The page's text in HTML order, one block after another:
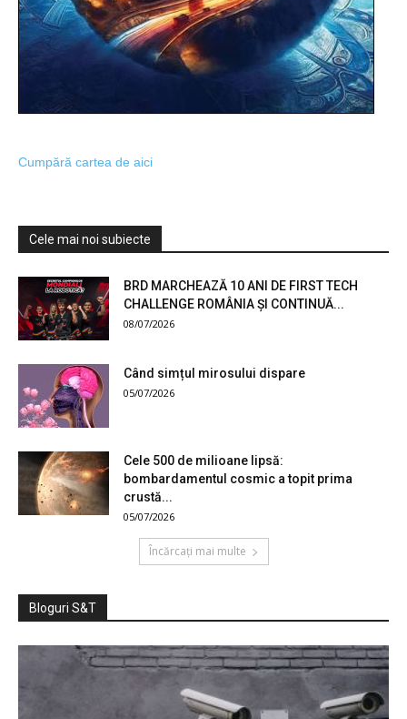
Cumpără cartea de aici
Cele mai noi subiecte
BRD MARCHEAZĂ 10 ANI DE FIRST TECH
CHALLENGE ROMÂNIA ȘI CONTINUĂ...
08/07/2026
Când simțul mirosului dispare
05/07/2026
Cele 500 de milioane lipsă:
bombardamentul cosmic a topit prima
crustă...
05/07/2026
Încărcați mai multe
Bloguri S&T